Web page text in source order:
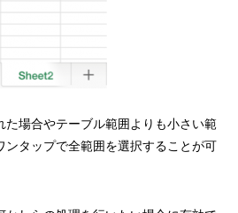
た場合やテーブル範囲よりも小さい範
ンタップで全範囲を選択することが可